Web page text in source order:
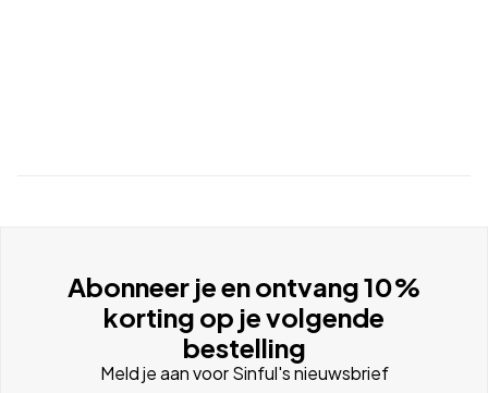
Abonneer je en ontvang 10%
korting op je volgende
bestelling
Meld je aan voor Sinful's nieuwsbrief